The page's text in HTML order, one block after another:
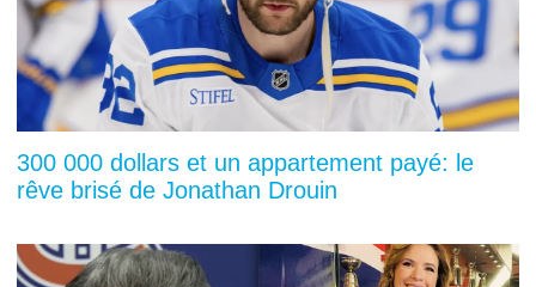
300 000 dollars et un appartement payé: le
rêve brisé de Jonathan Drouin